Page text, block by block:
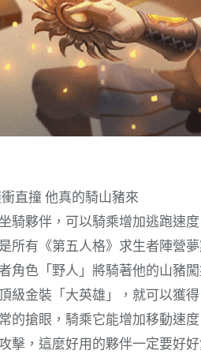
衝直撞 他真的騎山豬來
騎夥伴，可以騎乘增加逃跑速
所有《第五人格》求生者陣營
角色「野人」將騎著他的山豬
級金裝「大英雄」，就可以獲
的搶眼，騎乘它能增加移動速
擊，這麼好用的夥伴一定要好好